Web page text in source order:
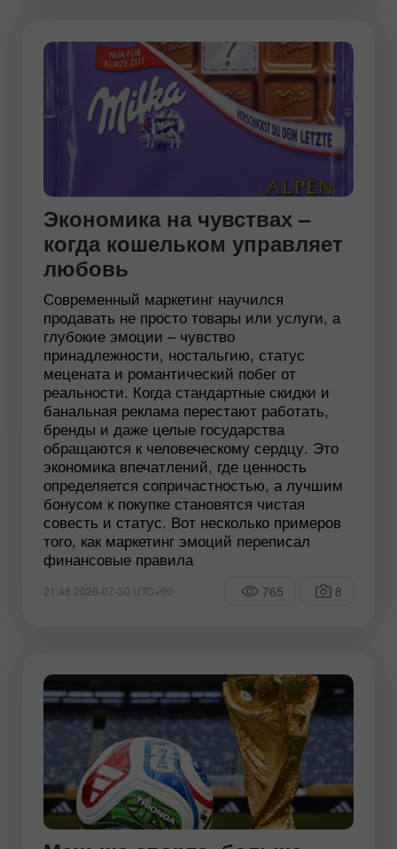
Экономика на чувствах –
когда кошельком управляет
любовь
Современный маркетинг научился
продавать не просто товары или услуги, а
глубокие эмоции – чувство
принадлежности, ностальгию, статус
мецената и романтический побег от
реальности. Когда стандартные скидки и
банальная реклама перестают работать,
бренды и даже целые государства
обращаются к человеческому сердцу. Это
экономика впечатлений, где ценность
определяется сопричастностью, а лучшим
бонусом к покупке становятся чистая
совесть и статус. Вот несколько примеров
того, как маркетинг эмоций переписал
финансовые правила
21:48 2026-07-30 UTC+00 765 8